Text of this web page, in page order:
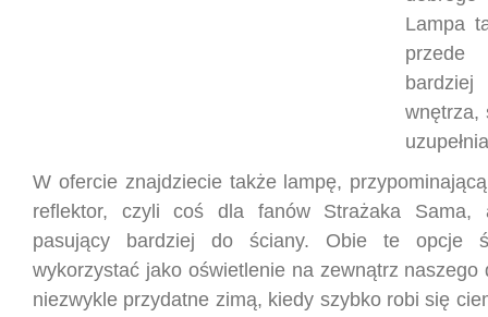
Lampa
przede
wnętrza,
W ofercie znajdziecie także lampę,
reflektor, czyli coś dla fanów Strażaka Sama,
pasujący bardziej do ściany. Obie te opcje
wykorzystać jako oświetlenie na zewnątrz naszego
niezwykle przydatne zimą, kiedy szybko robi się